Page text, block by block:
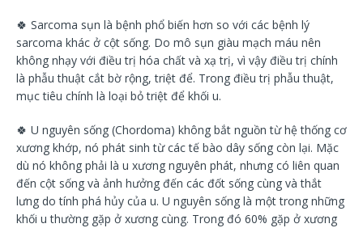
🍀 Sarcoma sụn là bệnh phổ biến hơn so với các bệnh lý
sarcoma khác ở cột sống. Do mô sụn giàu mạch máu nên
không nhạy với điều trị hóa chất và xạ trị, vì vậy điều trị chính
là phẫu thuật cắt bờ rộng, triệt để. Trong điều trị phẫu thuật,
mục tiêu chính là loại bỏ triệt để khối u.
🍀 U nguyên sống (Chordoma) không bắt nguồn từ hệ thống cơ
xương khớp, nó phát sinh từ các tế bào dây sống còn lại. Mặc
dù nó không phải là u xương nguyên phát, nhưng có liên quan
đến cột sống và ảnh hưởng đến các đốt sống cùng và thắt
lưng do tính phá hủy của u. U nguyên sống là một trong những
khối u thường gặp ở xương cùng. Trong đó 60% gặp ở xương